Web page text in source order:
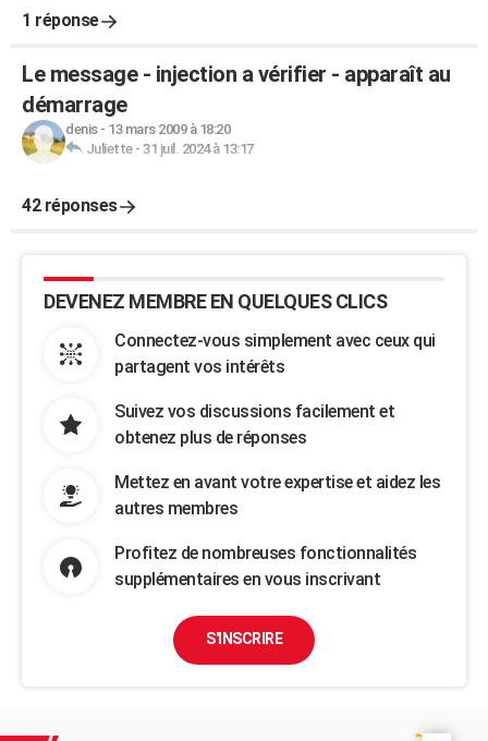
1 réponse
Le message - injection a vérifier - apparaît au
démarrage
denis- 13 mars 2009 à 18:20
Juliette- 31 juil. 2024 à 13:17
42 réponses
DEVENEZ MEMBRE EN QUELQUES CLICS
Connectez-vous simplement avec ceux qui
partagent vos intérêts
Suivez vos discussions facilement et
obtenez plus de réponses
Mettez en avant votre expertise et aidez les
autres membres
Profitez de nombreuses fonctionnalités
supplémentaires en vous inscrivant
S'INSCRIRE